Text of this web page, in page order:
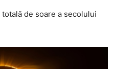
de soare a secolului